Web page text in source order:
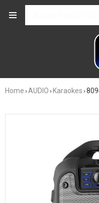
Home ›AUDIO › Karaokes ›